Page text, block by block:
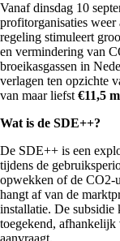
Vanaf dinsdag 10
profitorganisaties
regeling stimuleert
en vermindering van
broeikasgassen in
verlagen ten opzichte
van maar liefst €11,5
Wat is de SDE++?
De SDE++ is een
tijdens de
opwekken of de CO2-
hangt af van de
installatie. De subsidie
toegekend, afhankelijk
aanvraagt.